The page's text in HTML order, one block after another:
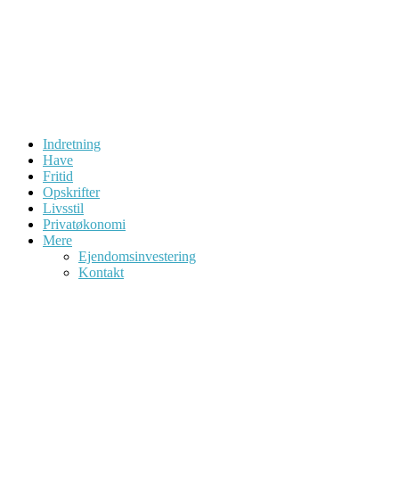
Indretning
Have
Fritid
Opskrifter
Livsstil
Privatøkonomi
Mere
Ejendomsinvestering
Kontakt